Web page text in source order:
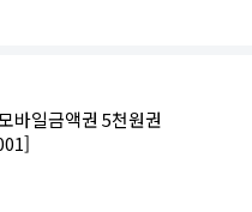
바일금액권 5천원권